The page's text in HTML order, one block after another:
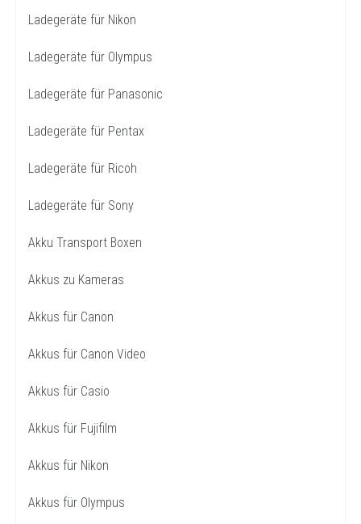
Ladegeräte für Nikon
Ladegeräte für Olympus
Ladegeräte für Panasonic
Ladegeräte für Pentax
Ladegeräte für Ricoh
Ladegeräte für Sony
Akku Transport Boxen
Akkus zu Kameras
Akkus für Canon
Akkus für Canon Video
Akkus für Casio
Akkus für Fujifilm
Akkus für Nikon
Akkus für Olympus